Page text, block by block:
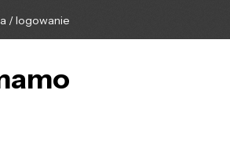
/ logowanie